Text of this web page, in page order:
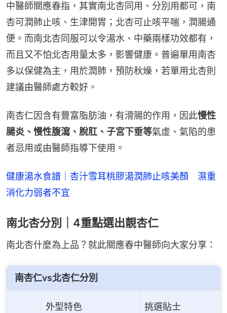
中醫師關應春指，其實南北杏同用、分別用都可，南
杏可潤肺止咳、生津開胃；北杏可止咳平喘，潤腸通
便。而南北杏同服可以令湯水、中藥兩樣功效都有，
而且又不怕北杏用量太多，影響健康。普遍單用南杏
多以保健為主，用於潤肺，預防秋燥，若單用北杏則
建議由醫師處方較好。
南杏仁因含有豐富脂肪油，有滑腸的作用，因此慢性
腸炎、慢性腹瀉、脫肛、子宮下垂等氣虛、氣陷的患
者忌用或由醫師指導下使用。
健康湯水食譜｜杏汁雪耳桃膠湯潤肺止咳美顏　濕重
消化力弱者不宜
南北杏分別｜4重點選出靚杏仁
南北杏什麼為上品？就此關應春中醫師向大家分享：
南杏仁vs北杏仁分別
外型特色 挑選貼士